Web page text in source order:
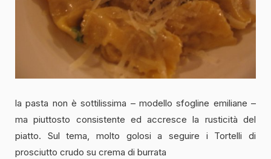
la pasta non è sottilissima – modello sfogline emiliane –
ma piuttosto consistente ed accresce la rusticità del
piatto. Sul tema, molto golosi a seguire i Tortelli di
prosciutto crudo su crema di burrata